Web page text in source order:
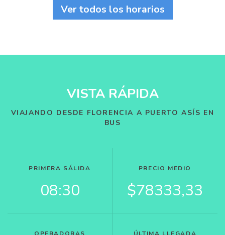
Ver todos los horarios
VISTA RÁPIDA
VIAJANDO DESDE FLORENCIA A PUERTO ASÍS EN
BUS
PRIMERA SÁLIDA
08:30
PRECIO MEDIO
$78333,33